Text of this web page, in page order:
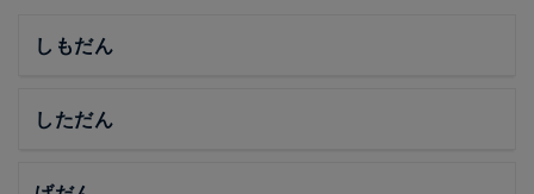
しもだん
しただん